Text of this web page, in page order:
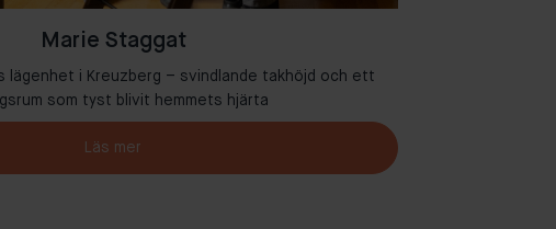
Marie Staggat
lägenhet i Kreuzberg – svindlande takhöjd och ett
som tyst blivit hemmets hjärta
Läs mer